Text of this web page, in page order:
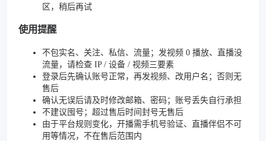
区，稍后再试
使用提醒
不包实名、关注、私信、流量；发视频 0 播放、直播没
流量，请检查 IP / 设备 / 视频三要素
登录后先确认账号正常，再发视频、改用户名；否则无
售后
确认无误后请及时修改邮箱、密码；账号丢失自行承担
不建议囤号；超过售后时间封号无售后
由于平台规则变化，开播需手机号验证、直播伴侣不可
用等情况，不在售后范围内